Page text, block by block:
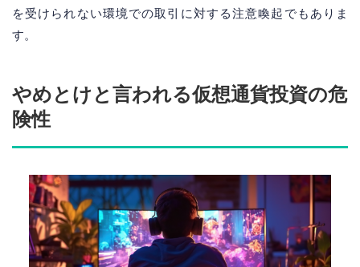
を受けられない環境での取引に対する注意喚起でもありま
す。
やめとけと言われる仮想通貨投資の危
険性